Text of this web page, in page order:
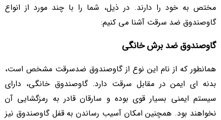
مختص به خود را دارند. در ذیل، شما را با چند مورد از انواع
گاوصندوق ضد سرقت آشنا می کنیم:
گاوصندوق ضد برش خانگی
همانطور که از نام این نوع از گاوصندوق ضدسرقت مشخص است،
بدنه ای ایمن در مقابل سرقت دارد. گاوصندوق خانگی، دارای
سیستم ایمنی بسیار قوی بوده و سارقان قادر به رمزگشایی آن
نخواهند بود. همچنین امکان آسیب رساندن به قفل گاوصندوق نیز